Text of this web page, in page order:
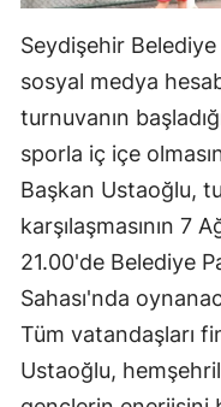
Seydişehir
sosyal medya
turnuvanın
sporla iç içe
Başkan Ustaoğlu,
karşılaşmasının 7
21.00'de Belediye
Sahası'nda
Tüm vatandaşları
Ustaoğlu,